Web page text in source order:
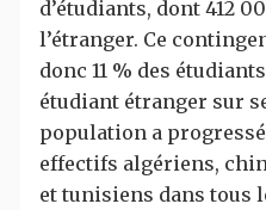
d’étudiants, dont 412
l’étranger. Ce
donc 11 % des
étudiant étranger sur
population a progressé
effectifs algériens,
et tunisiens dans tous